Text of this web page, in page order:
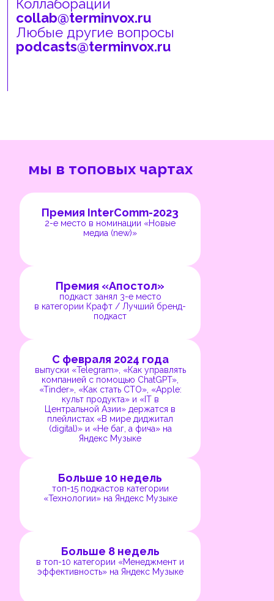
мы в топовых чартах
Премия InterComm-2023
2-е место в номинации «Новые
медиа (new)»
Премия «Апостол»
подкаст занял 3-е место
в категории Крафт / Лучший бренд-
подкаст
С февраля 2024 года
выпуски ​​«Telegram», «Как управлять
компанией с помощью ChatGPT»,
«Tinder», «Как стать CTO», «Apple:
культ продукта» и «IT в
Центральной Азии» держатся в
плейлистах «В мире диджитал
(digital)» и «Не баг, а фича» на
Яндекс Музыке
Больше 10 недель
топ-15 подкастов категории
«Технологии» на Яндекс Музыке
Больше 8 недель
в топ-10 категории «Менеджмент и
эффективность» на Яндекс Музыке